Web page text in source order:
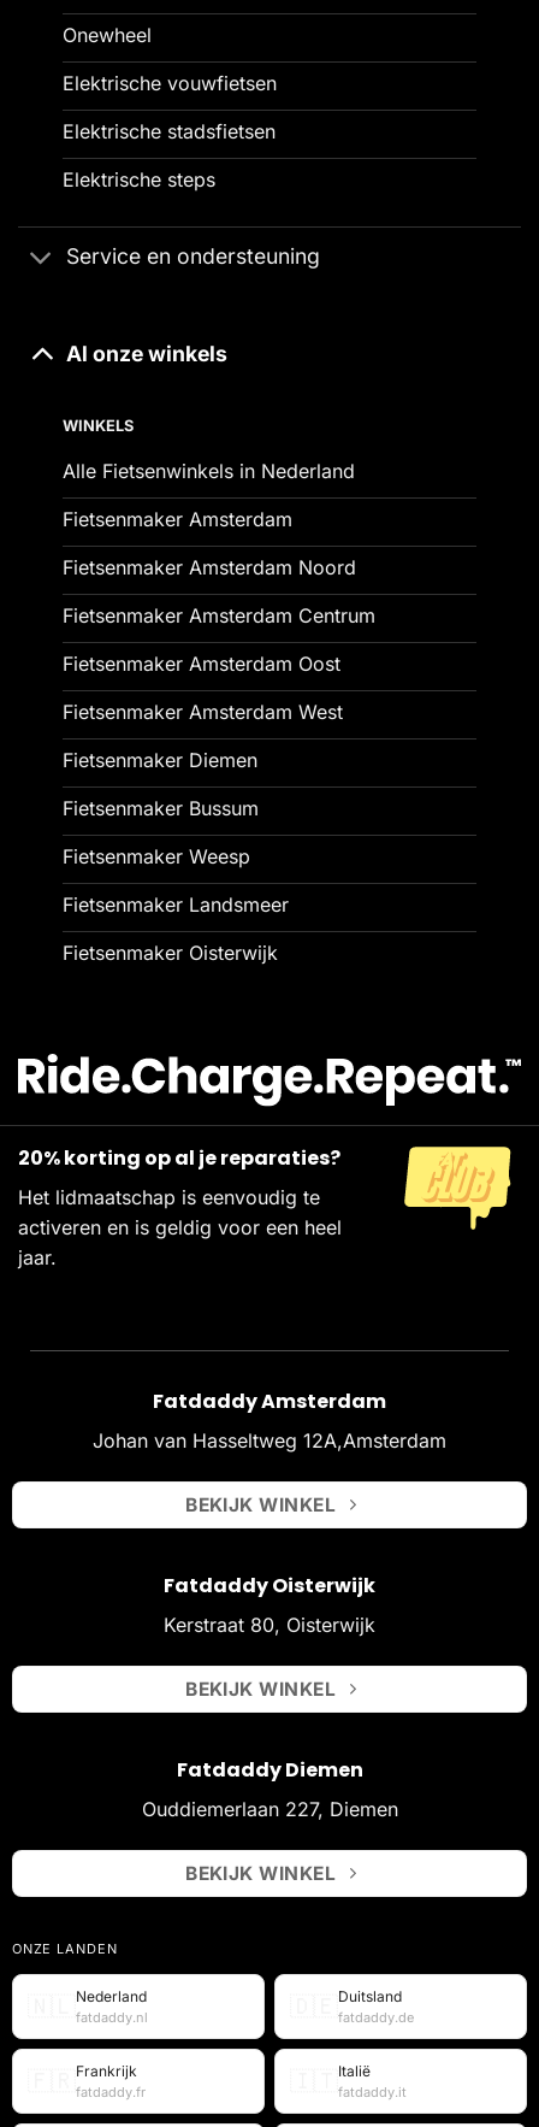
Onewheel
Elektrische vouwfietsen
Elektrische stadsfietsen
Elektrische steps
Service en ondersteuning
Al onze winkels
WINKELS
Alle Fietsenwinkels in Nederland
Fietsenmaker Amsterdam
Fietsenmaker Amsterdam Noord
Fietsenmaker Amsterdam Centrum
Fietsenmaker Amsterdam Oost
Fietsenmaker Amsterdam West
Fietsenmaker Diemen
Fietsenmaker Bussum
Fietsenmaker Weesp
Fietsenmaker Landsmeer
Fietsenmaker Oisterwijk
20% korting op al je reparaties?
Het lidmaatschap is eenvoudig te
activeren en is geldig voor een heel
jaar.
Fatdaddy Amsterdam
Johan van Hasseltweg 12A,Amsterdam
BEKIJK WINKEL
Fatdaddy Oisterwijk
Kerstraat 80, Oisterwijk
BEKIJK WINKEL
Fatdaddy Diemen
Ouddiemerlaan 227, Diemen
BEKIJK WINKEL
ONZE LANDEN
Nederland
fatdaddy.nl
Duitsland
fatdaddy.de
Frankrijk
fatdaddy.fr
Italië
fatdaddy.it